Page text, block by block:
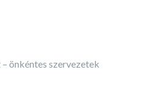
önkéntes szervezetek